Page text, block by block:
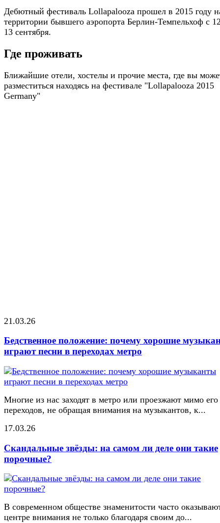
Дебютный фестиваль Lollapalooza прошел в 2015 году
территории бывшего аэропорта Берлин-Темпельхоф с
13 сентября.
Где проживать
Ближайшие отели, хостелы и прочие места, где вы
разместиться находясь на фестивале "Lollapalooza 2015
Germany"
21.03.26
Бедственное положение: почему хорошие
играют песни в переходах метро
Многие из нас заходят в метро или проезжают мимо его
переходов, не обращая внимания на музыкантов, к...
17.03.26
Скандальные звёзды: на самом ли деле они такие
порочные?
В современном обществе знаменитости часто
центре внимания не только благодаря своим до...